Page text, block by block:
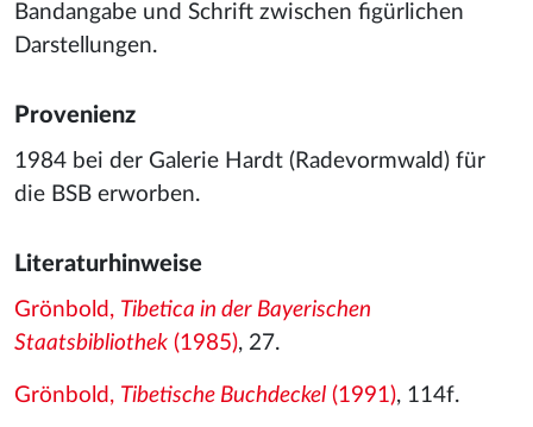
Bandangabe und Schrift zwischen figürlichen
Darstellungen.
Provenienz
1984 bei der Galerie Hardt (Radevormwald) für
die BSB erworben.
Literaturhinweise
Grönbold, Tibetica in der Bayerischen
Staatsbibliothek (1985), 27.
Grönbold, Tibetische Buchdeckel (1991), 114f.